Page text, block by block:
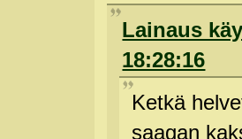
Lainaus
18:28:16
Ketkä
saagan